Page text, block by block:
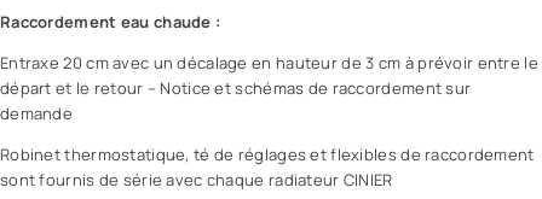
Raccordement eau chaude :
Entraxe 20 cm avec un décalage en hauteur de 3 cm à prévoir entre le
départ et le retour – Notice et schémas de raccordement sur
demande
Robinet thermostatique, té de réglages et flexibles de raccordement
sont fournis de série avec chaque radiateur CINIER